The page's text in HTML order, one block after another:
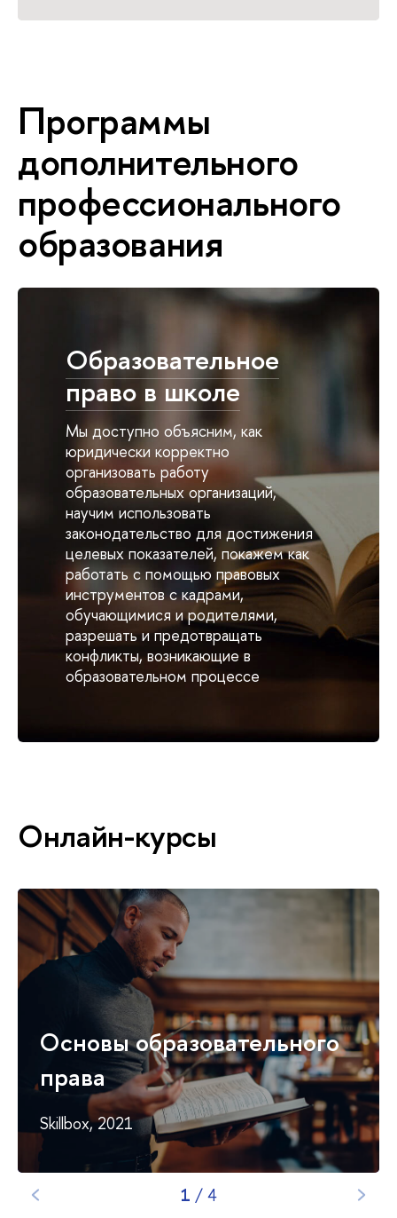
Программы
дополнительного
профессионального
образования
Образовательное
право в школе
Мы доступно объясним, как
юридически корректно
организовать работу
образовательных организаций,
научим использовать
законодательство для достижения
целевых показателей, покажем как
работать с помощью правовых
инструментов с кадрами,
обучающимися и родителями,
разрешать и предотвращать
конфликты, возникающие в
образовательном процессе
Онлайн-курсы
Основы образовательного
права
Skillbox, 2021
1 / 4